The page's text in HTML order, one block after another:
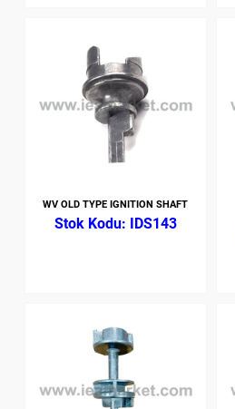
WV OLD TYPE IGNITION SHAFT
IDS143